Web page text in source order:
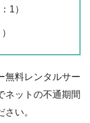
1）
無料レンタルサー
ネットの不通期間
い。